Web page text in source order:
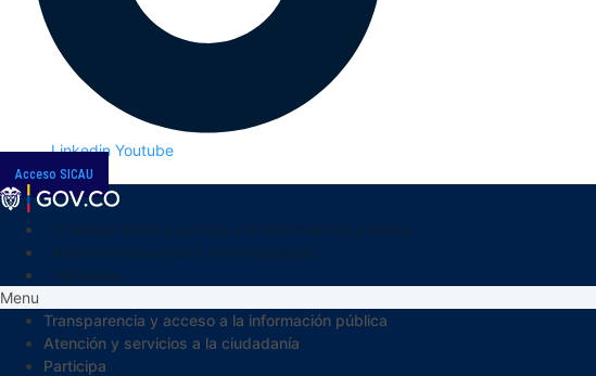
Linkedin Youtube
Acceso SICAU
Menu
Transparencia y acceso a la información pública
Atención y servicios a la ciudadanía
Participa